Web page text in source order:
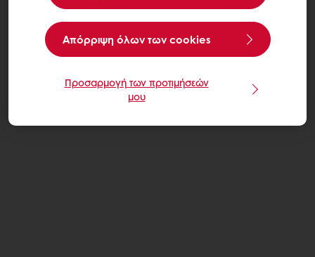
Aπόρριψη όλων των cookies
Προσαρμογή των προτιμήσεών
μου